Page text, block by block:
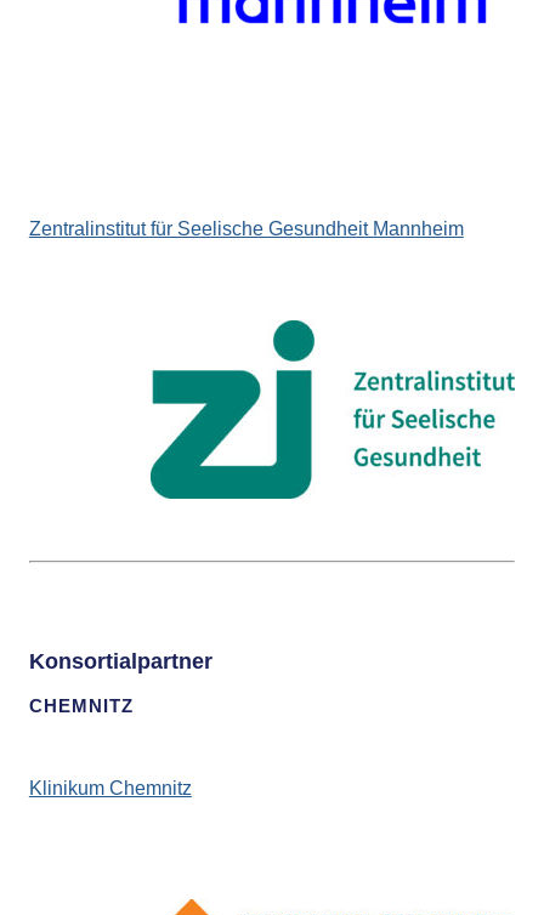
Zentralinstitut für Seelische Gesundheit Mannheim
Konsortialpartner
CHEMNITZ
Klinikum Chemnitz